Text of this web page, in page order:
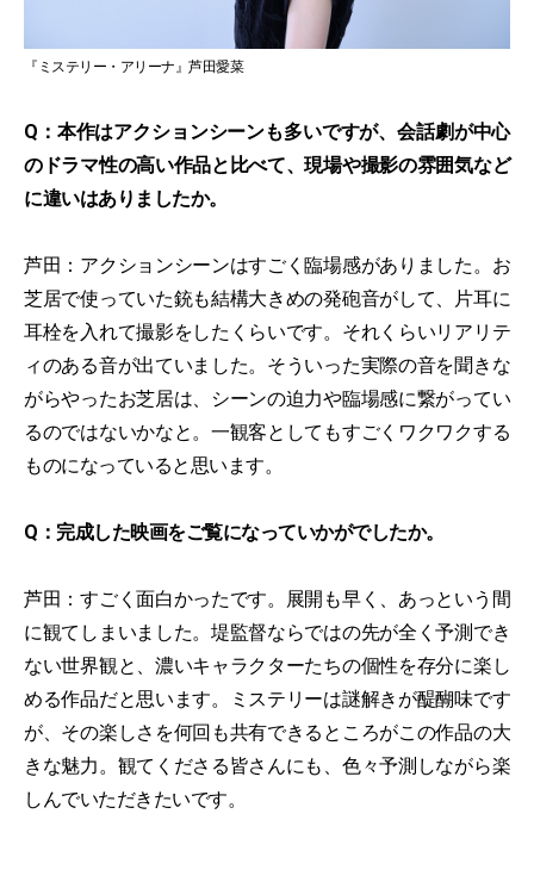
『ミステリー・アリーナ』芦田愛菜
Q：本作はアクションシーンも多いですが、会話劇が中心
のドラマ性の高い作品と比べて、現場や撮影の雰囲気など
に違いはありましたか。
芦田：アクションシーンはすごく臨場感がありました。お
芝居で使っていた銃も結構大きめの発砲音がして、片耳に
耳栓を入れて撮影をしたくらいです。それくらいリアリテ
ィのある音が出ていました。そういった実際の音を聞きな
がらやったお芝居は、シーンの迫力や臨場感に繋がってい
るのではないかなと。一観客としてもすごくワクワクする
ものになっていると思います。
Q：完成した映画をご覧になっていかがでしたか。
芦田：すごく面白かったです。展開も早く、あっという間
に観てしまいました。堤監督ならではの先が全く予測でき
ない世界観と、濃いキャラクターたちの個性を存分に楽し
める作品だと思います。ミステリーは謎解きが醍醐味です
が、その楽しさを何回も共有できるところがこの作品の大
きな魅力。観てくださる皆さんにも、色々予測しながら楽
しんでいただきたいです。